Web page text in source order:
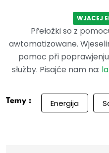
WJACEJ
Přełožki so z
awtomatizowane.
pomoc při
słužby. Pisajće nam na:
Temy : Energija